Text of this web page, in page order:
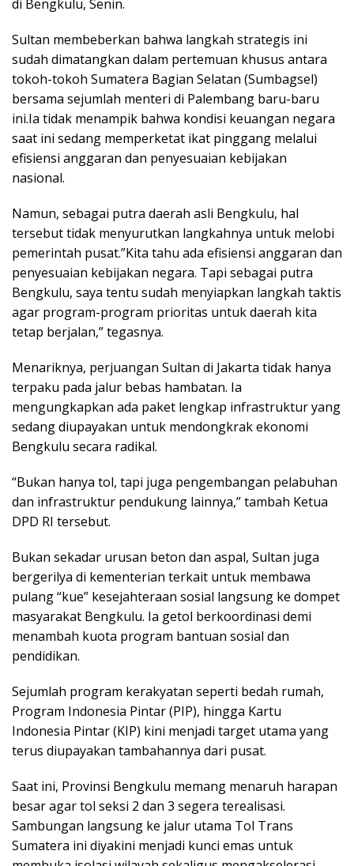
di Bengkulu, Senin.
Sultan membeberkan bahwa langkah strategis ini
sudah dimatangkan dalam pertemuan khusus antara
tokoh-tokoh Sumatera Bagian Selatan (Sumbagsel)
bersama sejumlah menteri di Palembang baru-baru
ini.Ia tidak menampik bahwa kondisi keuangan negara
saat ini sedang memperketat ikat pinggang melalui
efisiensi anggaran dan penyesuaian kebijakan
nasional.
Namun, sebagai putra daerah asli Bengkulu, hal
tersebut tidak menyurutkan langkahnya untuk melobi
pemerintah pusat.”Kita tahu ada efisiensi anggaran dan
penyesuaian kebijakan negara. Tapi sebagai putra
Bengkulu, saya tentu sudah menyiapkan langkah taktis
agar program-program prioritas untuk daerah kita
tetap berjalan,” tegasnya.
Menariknya, perjuangan Sultan di Jakarta tidak hanya
terpaku pada jalur bebas hambatan. Ia
mengungkapkan ada paket lengkap infrastruktur yang
sedang diupayakan untuk mendongkrak ekonomi
Bengkulu secara radikal.
“Bukan hanya tol, tapi juga pengembangan pelabuhan
dan infrastruktur pendukung lainnya,” tambah Ketua
DPD RI tersebut.
Bukan sekadar urusan beton dan aspal, Sultan juga
bergerilya di kementerian terkait untuk membawa
pulang “kue” kesejahteraan sosial langsung ke dompet
masyarakat Bengkulu. Ia getol berkoordinasi demi
menambah kuota program bantuan sosial dan
pendidikan.
Sejumlah program kerakyatan seperti bedah rumah,
Program Indonesia Pintar (PIP), hingga Kartu
Indonesia Pintar (KIP) kini menjadi target utama yang
terus diupayakan tambahannya dari pusat.
Saat ini, Provinsi Bengkulu memang menaruh harapan
besar agar tol seksi 2 dan 3 segera terealisasi.
Sambungan langsung ke jalur utama Tol Trans
Sumatera ini diyakini menjadi kunci emas untuk